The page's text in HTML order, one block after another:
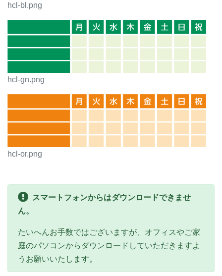
hcl-bl.png
hcl-gn.png
hcl-or.png
スマートフォンからはダウンロードできませ
ん。
たいへんお手数ではございますが、オフィスやご家
庭のパソコンからダウンロードしていただきますよ
うお願いいたします。